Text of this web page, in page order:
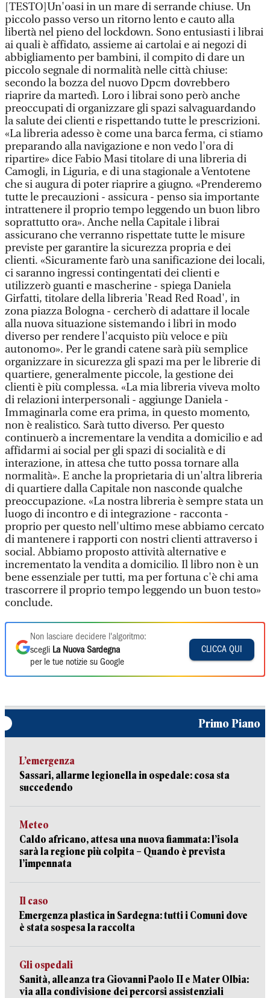
[TESTO]Un'oasi in un mare di serrande chiuse. Un
piccolo passo verso un ritorno lento e cauto alla
libertà nel pieno del lockdown. Sono entusiasti i librai
ai quali è affidato, assieme ai cartolai e ai negozi di
abbigliamento per bambini, il compito di dare un
piccolo segnale di normalità nelle città chiuse:
secondo la bozza del nuovo Dpcm dovrebbero
riaprire da martedì. Loro i librai sono però anche
preoccupati di organizzare gli spazi salvaguardando
la salute dei clienti e rispettando tutte le prescrizioni.
«La libreria adesso è come una barca ferma, ci stiamo
preparando alla navigazione e non vedo l'ora di
ripartire» dice Fabio Masi titolare di una libreria di
Camogli, in Liguria, e di una stagionale a Ventotene
che si augura di poter riaprire a giugno. «Prenderemo
tutte le precauzioni - assicura - penso sia importante
intrattenere il proprio tempo leggendo un buon libro
soprattutto ora». Anche nella Capitale i librai
assicurano che verranno rispettate tutte le misure
previste per garantire la sicurezza propria e dei
clienti. «Sicuramente farò una sanificazione dei locali,
ci saranno ingressi contingentati dei clienti e
utilizzerò guanti e mascherine - spiega Daniela
Girfatti, titolare della libreria 'Read Red Road', in
zona piazza Bologna - cercherò di adattare il locale
alla nuova situazione sistemando i libri in modo
diverso per rendere l'acquisto più veloce e più
autonomo». Per le grandi catene sarà più semplice
organizzare in sicurezza gli spazi ma per le librerie di
quartiere, generalmente piccole, la gestione dei
clienti è più complessa. «La mia libreria viveva molto
di relazioni interpersonali - aggiunge Daniela -
Immaginarla come era prima, in questo momento,
non è realistico. Sarà tutto diverso. Per questo
continuerò a incrementare la vendita a domicilio e ad
affidarmi ai social per gli spazi di socialità e di
interazione, in attesa che tutto possa tornare alla
normalità». E anche la proprietaria di un'altra libreria
di quartiere dalla Capitale non nasconde qualche
preoccupazione. «La nostra libreria è sempre stata un
luogo di incontro e di integrazione - racconta -
proprio per questo nell'ultimo mese abbiamo cercato
di mantenere i rapporti con nostri clienti attraverso i
social. Abbiamo proposto attività alternative e
incrementato la vendita a domicilio. Il libro non è un
bene essenziale per tutti, ma per fortuna c'è chi ama
trascorrere il proprio tempo leggendo un buon testo»
conclude.
Non lasciare decidere l'algoritmo:
scegli La Nuova Sardegna
per le tue notizie su Google
CLICCA QUI
Primo Piano
L’emergenza
Sassari, allarme legionella in ospedale: cosa sta
succedendo
Meteo
Caldo africano, attesa una nuova fiammata: l’isola
sarà la regione più colpita – Quando è prevista
l’impennata
Il caso
Emergenza plastica in Sardegna: tutti i Comuni dove
è stata sospesa la raccolta
Gli ospedali
Sanità, alleanza tra Giovanni Paolo II e Mater Olbia:
via alla condivisione dei percorsi assistenziali